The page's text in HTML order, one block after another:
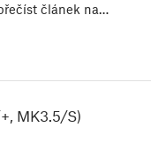
článek na…
MK3.5/S)